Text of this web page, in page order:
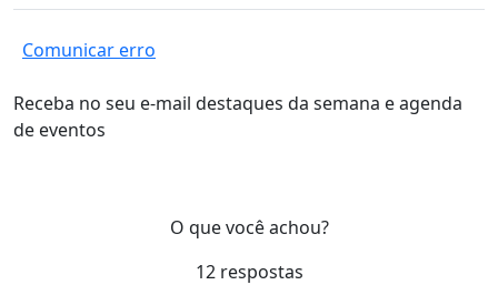
Comunicar erro
Receba no seu e-mail destaques da semana e agenda
de eventos
O que você achou?
12respostas